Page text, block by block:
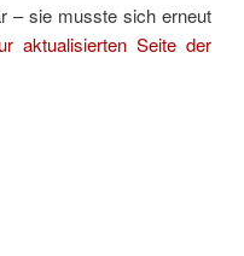
– sie musste sich erneut
aktualisierten Seite der